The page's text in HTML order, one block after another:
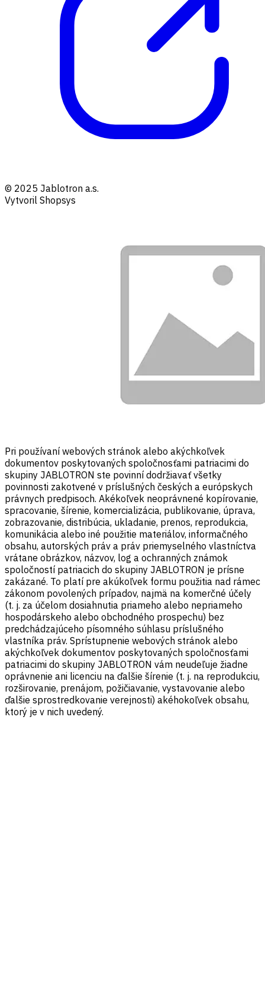
© 2025 Jablotron a.s.
Vytvoril Shopsys
Pri používaní webových stránok alebo akýchkoľvek
dokumentov poskytovaných spoločnosťami patriacimi do
skupiny JABLOTRON ste povinní dodržiavať všetky
povinnosti zakotvené v príslušných českých a európskych
právnych predpisoch. Akékoľvek neoprávnené kopírovanie,
spracovanie, šírenie, komercializácia, publikovanie, úprava,
zobrazovanie, distribúcia, ukladanie, prenos, reprodukcia,
komunikácia alebo iné použitie materiálov, informačného
obsahu, autorských práv a práv priemyselného vlastníctva
vrátane obrázkov, názvov, log a ochranných známok
spoločností patriacich do skupiny JABLOTRON je prísne
zakázané. To platí pre akúkoľvek formu použitia nad rámec
zákonom povolených prípadov, najmä na komerčné účely
(t. j. za účelom dosiahnutia priameho alebo nepriameho
hospodárskeho alebo obchodného prospechu) bez
predchádzajúceho písomného súhlasu príslušného
vlastníka práv. Sprístupnenie webových stránok alebo
akýchkoľvek dokumentov poskytovaných spoločnosťami
patriacimi do skupiny JABLOTRON vám neudeľuje žiadne
oprávnenie ani licenciu na ďalšie šírenie (t. j. na reprodukciu,
rozširovanie, prenájom, požičiavanie, vystavovanie alebo
ďalšie sprostredkovanie verejnosti) akéhokoľvek obsahu,
ktorý je v nich uvedený.